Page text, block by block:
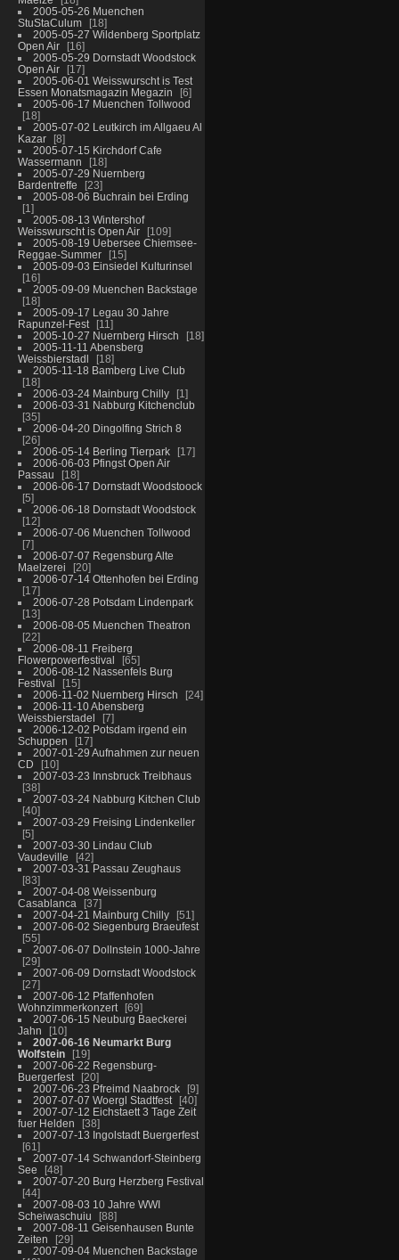
2005-05-26 Muenchen
StuStaCulum
18
2005-05-27 Wildenberg Sportplatz
Open Air
16
2005-05-29 Dornstadt Woodstock
Open Air
17
2005-06-01 Weisswurscht is Test
Essen Monatsmagazin Megazin
6
2005-06-17 Muenchen Tollwood
18
2005-07-02 Leutkirch im Allgaeu Al
Kazar
8
2005-07-15 Kirchdorf Cafe
Wassermann
18
2005-07-29 Nuernberg
Bardentreffe
23
2005-08-06 Buchrain bei Erding
1
2005-08-13 Wintershof
Weisswurscht is Open Air
109
2005-08-19 Uebersee Chiemsee-
Reggae-Summer
15
2005-09-03 Einsiedel Kulturinsel
16
2005-09-09 Muenchen Backstage
18
2005-09-17 Legau 30 Jahre
Rapunzel-Fest
11
2005-10-27 Nuernberg Hirsch
18
2005-11-11 Abensberg
Weissbierstadl
18
2005-11-18 Bamberg Live Club
18
2006-03-24 Mainburg Chilly
1
2006-03-31 Nabburg Kitchenclub
35
2006-04-20 Dingolfing Strich 8
26
2006-05-14 Berling Tierpark
17
2006-06-03 Pfingst Open Air
Passau
18
2006-06-17 Dornstadt Woodstoock
5
2006-06-18 Dornstadt Woodstock
12
2006-07-06 Muenchen Tollwood
7
2006-07-07 Regensburg Alte
Maelzerei
20
2006-07-14 Ottenhofen bei Erding
17
2006-07-28 Potsdam Lindenpark
13
2006-08-05 Muenchen Theatron
22
2006-08-11 Freiberg
Flowerpowerfestival
65
2006-08-12 Nassenfels Burg
Festival
15
2006-11-02 Nuernberg Hirsch
24
2006-11-10 Abensberg
Weissbierstadel
7
2006-12-02 Potsdam irgend ein
Schuppen
17
2007-01-29 Aufnahmen zur neuen
CD
10
2007-03-23 Innsbruck Treibhaus
38
2007-03-24 Nabburg Kitchen Club
40
2007-03-29 Freising Lindenkeller
5
2007-03-30 Lindau Club
Vaudeville
42
2007-03-31 Passau Zeughaus
83
2007-04-08 Weissenburg
Casablanca
37
2007-04-21 Mainburg Chilly
51
2007-06-02 Siegenburg Braeufest
55
2007-06-07 Dollnstein 1000-Jahre
29
2007-06-09 Dornstadt Woodstock
27
2007-06-12 Pfaffenhofen
Wohnzimmerkonzert
69
2007-06-15 Neuburg Baeckerei
Jahn
10
2007-06-16 Neumarkt Burg
Wolfstein
19
2007-06-22 Regensburg-
Buergerfest
20
2007-06-23 Pfreimd Naabrock
9
2007-07-07 Woergl Stadtfest
40
2007-07-12 Eichstaett 3 Tage Zeit
fuer Helden
38
2007-07-13 Ingolstadt Buergerfest
61
2007-07-14 Schwandorf-Steinberg
See
48
2007-07-20 Burg Herzberg Festival
44
2007-08-03 10 Jahre WWI
Scheiwaschuiu
88
2007-08-11 Geisenhausen Bunte
Zeiten
29
2007-09-04 Muenchen Backstage